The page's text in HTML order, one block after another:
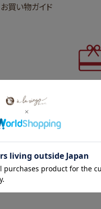
お買い物ガイド
いて
楽天Pay、
込、代金
ギフトシ
グ・紙袋